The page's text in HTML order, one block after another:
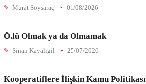
Murat Soysaraç 01/08/2026
Ö.lü Olmak ya da Olmamak
Sinan Kayalıgil 25/07/2026
Kooperatiflere İlişkin Kamu Politikası